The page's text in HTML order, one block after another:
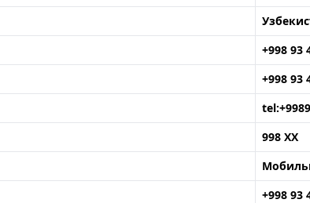
+998 93
+998 93
998 XX
+998 93